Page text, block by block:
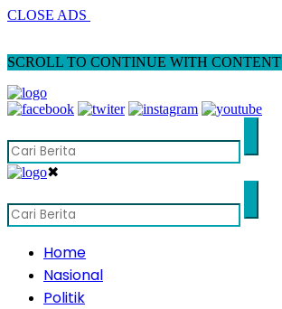
CLOSE ADS
SCROLL TO CONTINUE WITH CONTENT
✖
Home
Nasional
Politik